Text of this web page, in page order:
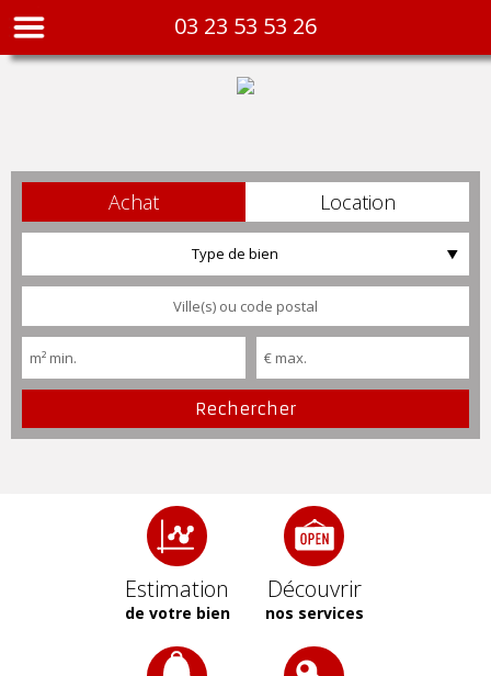
03 23 53 53 26
Achat Location
Type de bien
Estimation
de votre bien
Découvrir
nos services